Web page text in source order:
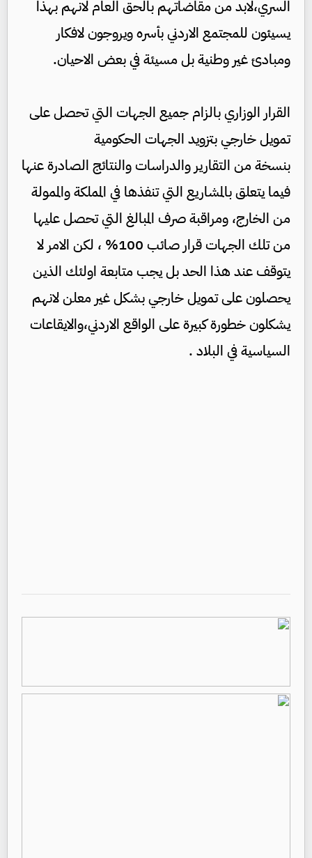
السري،لابد من مقاضاتهم بالحق العام لانهم بهذا
يسيئون للمجتمع الاردني بأسره ويروجون لافكار
ومبادئ غير وطنية بل مسيئة في بعض الاحيان.
القرار الوزاري بالزام جميع الجهات التي تحصل على
تمويل خارجي بتزويد الجهات الحكومية
بنسخة من التقارير والدراسات والنتائج الصادرة عنها
فيما يتعلق بالمشاريع التي تنفذها في المملكة والممولة
من الخارج، ومراقبة صرف المبالغ التي تحصل عليها
من تلك الجهات قرار صائب 100% ، لكن الامر لا
يتوقف عند هذا الحد بل يجب متابعة اولئك الذين
يحصلون على تمويل خارجي بشكل غير معلن لانهم
يشكلون خطورة كبيرة على الواقع الاردني،والايقاعات
السياسية في البلاد .